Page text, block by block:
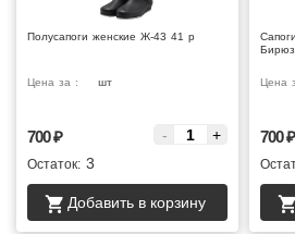
Полусапоги женские Ж-43 41 р
Цена за : шт
700₽ - +
Остаток: 3
Добавить в корзину
Цена
700₽